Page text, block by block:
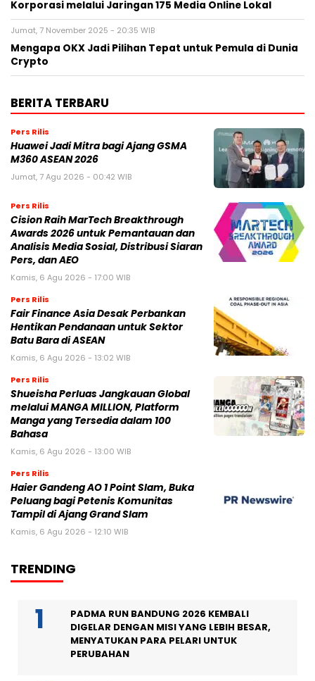
Korporasi melalui Jaringan 175 Media Online Lokal
Jumat, 7 November 2025 - 20:35 WIB
Mengapa OKX Jadi Pilihan Tepat untuk Pemula di Dunia
Crypto
BERITA TERBARU
Pers Rilis
Huawei Jadi Mitra bagi Ajang GSMA
M360 ASEAN 2026
Jumat, 7 Agu 2026 - 00:42 WIB
Pers Rilis
Cision Raih MarTech Breakthrough
Awards 2026 untuk Pemantauan dan
Analisis Media Sosial, Distribusi Siaran
Pers, dan AEO
Kamis, 6 Agu 2026 - 17:00 WIB
Pers Rilis
Fair Finance Asia Desak Perbankan
Hentikan Pendanaan untuk Sektor
Batu Bara di ASEAN
Kamis, 6 Agu 2026 - 13:02 WIB
Pers Rilis
Shueisha Perluas Jangkauan Global
melalui MANGA MILLION, Platform
Manga yang Tersedia dalam 100
Bahasa
Kamis, 6 Agu 2026 - 13:00 WIB
Pers Rilis
Haier Gandeng AO 1 Point Slam, Buka
Peluang bagi Petenis Komunitas
Tampil di Ajang Grand Slam
Kamis, 6 Agu 2026 - 12:10 WIB
TRENDING
PADMA RUN BANDUNG 2026 KEMBALI
DIGELAR DENGAN MISI YANG LEBIH BESAR,
MENYATUKAN PARA PELARI UNTUK
PERUBAHAN